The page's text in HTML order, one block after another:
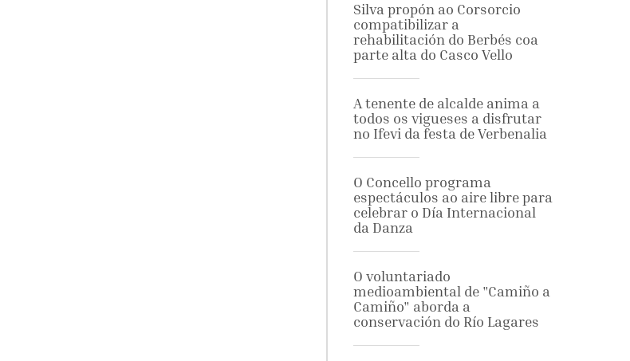
Silva propón ao Corsorcio
compatibilizar a
rehabilitación do Berbés coa
parte alta do Casco Vello
A tenente de alcalde anima a
todos os vigueses a disfrutar
no Ifevi da festa de Verbenalia
O Concello programa
espectáculos ao aire libre para
celebrar o Día Internacional
da Danza
O voluntariado
medioambiental de "Camiño a
Camiño" aborda a
conservación do Río Lagares